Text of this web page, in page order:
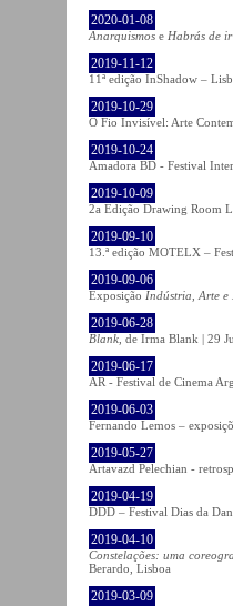
2020-01-08
Anarquismos e Habrás de
2019-11-12
11ª edição InShadow –
2019-10-29
O Fio Invisível: Arte
2019-10-24
Amadora BD - Festival
2019-10-09
2a Edição Drawing Room
2019-09-10
13.ª edição MOTELX –
2019-09-06
Exposição Indústria, Arte e
2019-06-28
Blank , de Irma Blank | 29
2019-06-17
AR - Festival de Cinema
2019-06-03
Fernando Lemos –
2019-05-27
Artavazd Pelechian -
2019-04-19
DDD – Festival Dias da
2019-04-10
Constelações: uma
Berardo, Lisboa
2019-03-09